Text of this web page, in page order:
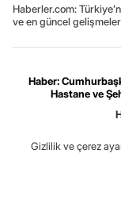
Haberler.com:
ve en güncel
Haber:
Hastane ve
Gizlilik ve çerez